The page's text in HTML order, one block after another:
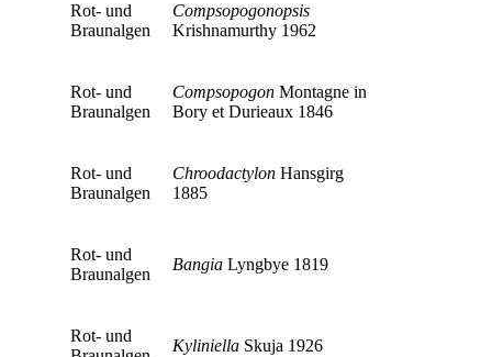
Rot- und
Braunalgen
Compsopogonopsis
Krishnamurthy 1962
Rot- und
Braunalgen
Compsopogon Montagne in
Bory et Durieaux 1846
Rot- und
Braunalgen
Chroodactylon Hansgirg
1885
Rot- und
Braunalgen
Bangia Lyngbye 1819
Rot- und
Kyliniella Skuja 1926